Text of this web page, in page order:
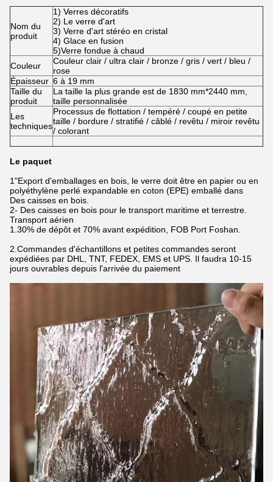
Nom du
produit
1) Verres décoratifs
2) Le verre d'art
3) Verre d'art stéréo en cristal
4) Glace en fusion
5)Verre fondue à chaud
Couleur
Couleur clair / ultra clair / bronze / gris / vert / bleu /
rose
Épaisseur 6 à 19 mm
Taille du
produit
La taille la plus grande est de 1830 mm*2440 mm,
taille personnalisée
Les
techniques
Processus de flottation / tempéré / coupé en petite
taille / bordure / stratifié / câblé / revêtu / miroir revêtu
/ colorant
Le paquet
1"Export d'emballages en bois, le verre doit être en papier ou en
polyéthylène perlé expandable en coton (EPE) emballé dans
Des caisses en bois.
2- Des caisses en bois pour le transport maritime et terrestre.
Transport aérien
1.30% de dépôt et 70% avant expédition, FOB Port Foshan.
2.Commandes d'échantillons et petites commandes seront
expédiées par DHL, TNT, FEDEX, EMS et UPS. Il faudra 10-15
jours ouvrables depuis l'arrivée du paiement